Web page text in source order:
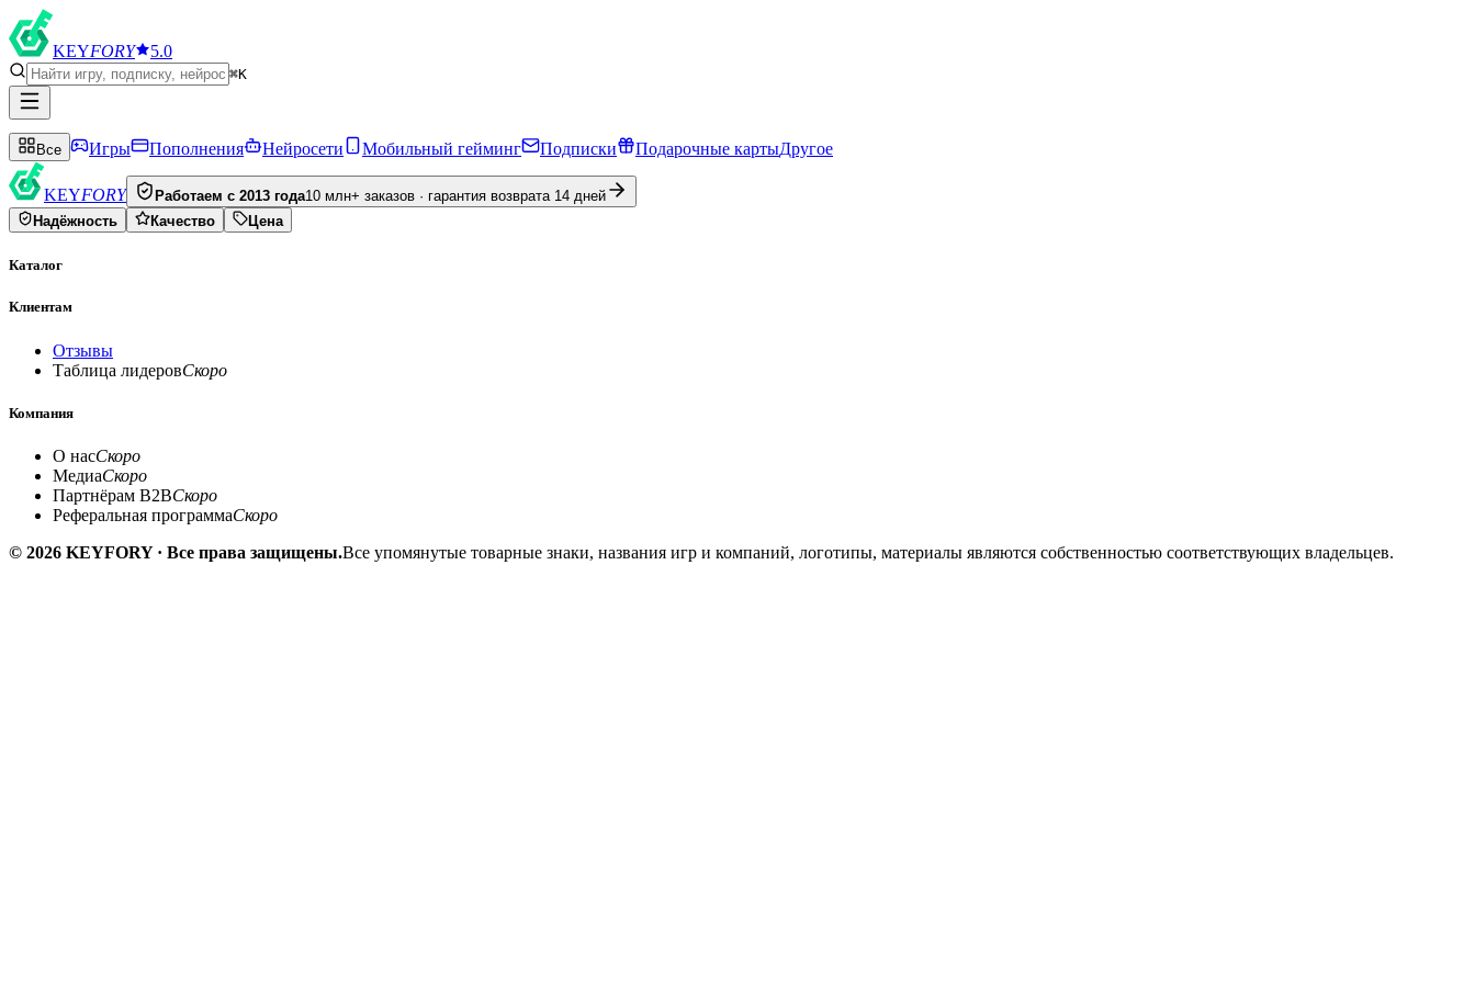
KEYFORY 5.0
⌘K
Все Игры Пополнения Нейросети Мобильный гейминг Подписки Подарочные картыДругое
KEYFORY Работаем с 2013 года10 млн+ заказов · гарантия возврата 14 дней
Надёжность
Качество Цена
Каталог
Клиентам
Отзывы
Таблица лидеровСкоро
Компания
О насСкоро
МедиаСкоро
Партнёрам B2BСкоро
Реферальная программаСкоро
© 2026 KEYFORY · Все права защищены.Все упомянутые товарные знаки, названия игр и компаний, логотипы, материалы являются собственностью соответствующих владельцев.